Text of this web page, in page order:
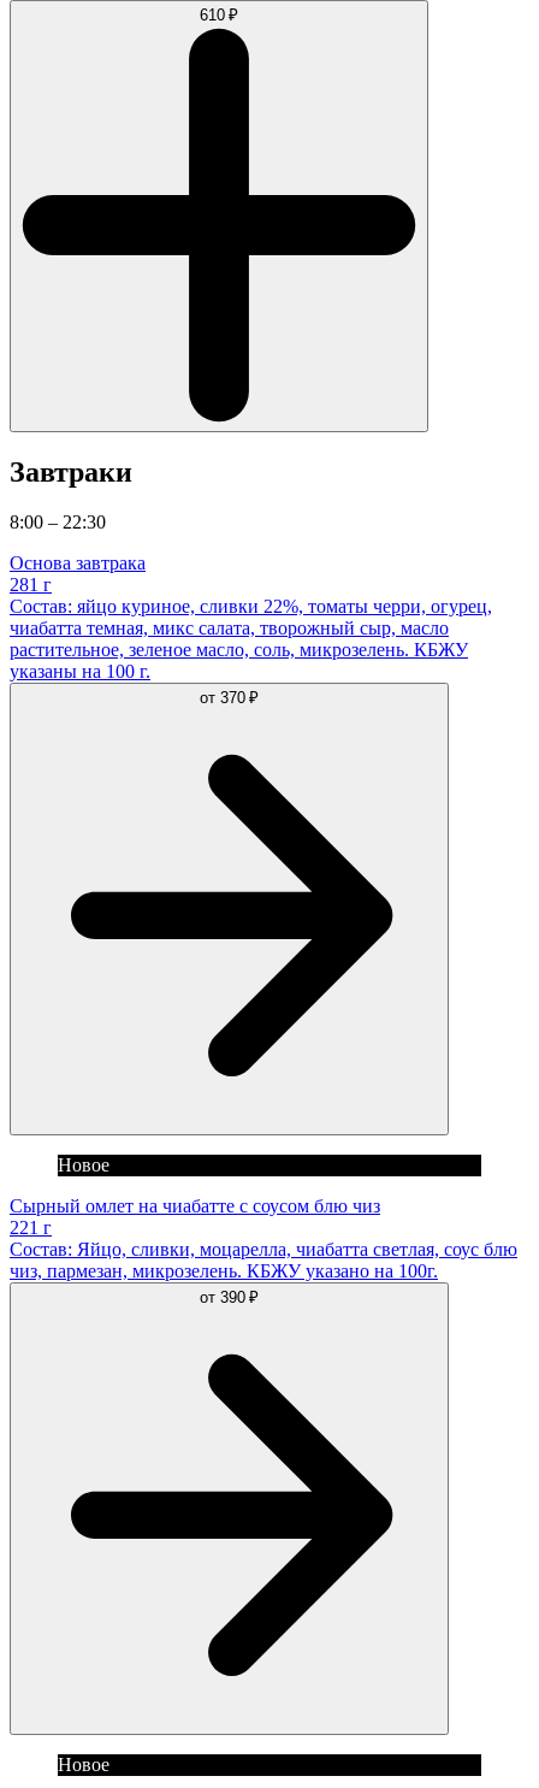
610 ₽
Завтраки
8:00 – 22:30
Основа завтрака
281 г
Состав: яйцо куриное, сливки 22%, томаты черри, огурец,
чиабатта темная, микс салата, творожный сыр, масло
растительное, зеленое масло, соль, микрозелень. КБЖУ
указаны на 100 г.
от 370 ₽
Новое
Сырный омлет на чиабатте с соусом блю чиз
221 г
Состав: Яйцо, сливки, моцарелла, чиабатта светлая, соус блю
чиз, пармезан, микрозелень. КБЖУ указано на 100г.
от 390 ₽
Новое